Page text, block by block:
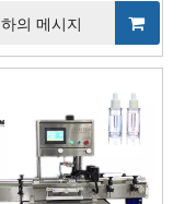
의 메시지